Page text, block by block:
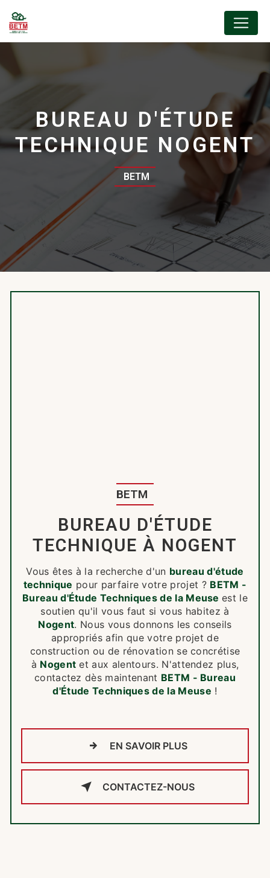
BUREAU D'ÉTUDE
TECHNIQUE NOGENT
BETM
BETM
BUREAU D'ÉTUDE
TECHNIQUE À NOGENT
Vous êtes à la recherche d'un bureau d'étude
technique pour parfaire votre projet ? BETM -
Bureau d'Étude Techniques de la Meuseest le
soutien qu'il vous faut si vous habitez à
Nogent. Nous vous donnons les conseils
appropriés afin que votre projet de
construction ou de rénovation se concrétise
à Nogent et aux alentours. N'attendez plus,
contactez dès maintenant BETM - Bureau
d'Étude Techniques de la Meuse !
EN SAVOIR PLUS
CONTACTEZ-NOUS